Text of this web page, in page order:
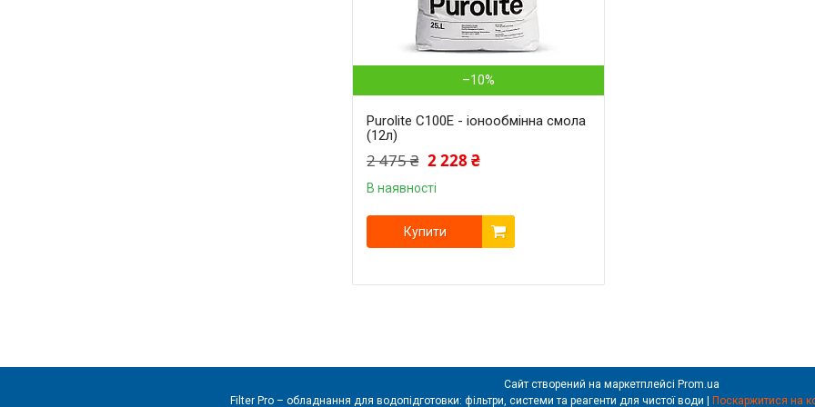
–10%
Purolite C100E - іонообмінна смола
(12л)
2 475 ₴ 2 228 ₴
В наявності
Купити
Сайт створений на маркетплейсі Prom.ua
Filter Pro – обладнання для водопідготовки: фільтри, системи та реагенти для чистої води | Поскаржитися на